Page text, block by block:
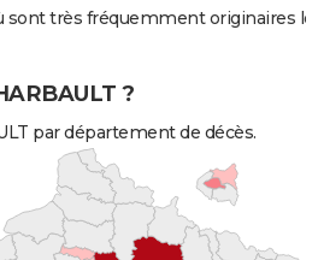
très fréquemment originaires
?
par département de décès.